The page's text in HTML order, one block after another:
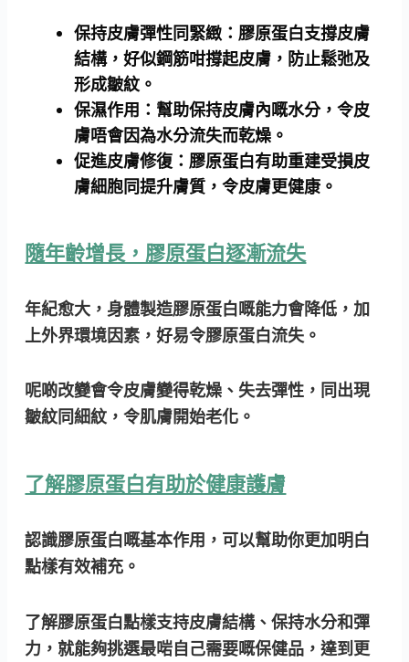
保持皮膚彈性同緊緻： 膠原蛋白支撐皮膚
結構，好似鋼筋咁撐起皮膚，防止鬆弛及
形成皺紋。
保濕作用： 幫助保持皮膚內嘅水分，令皮
膚唔會因為水分流失而乾燥。
促進皮膚修復： 膠原蛋白有助重建受損皮
膚細胞同提升膚質，令皮膚更健康。
隨年齡增長，膠原蛋白逐漸流失
年紀愈大，身體製造膠原蛋白嘅能力會降低，加
上外界環境因素，好易令膠原蛋白流失。
呢啲改變會令皮膚變得乾燥、失去彈性，同出現
皺紋同細紋，令肌膚開始老化。
了解膠原蛋白有助於健康護膚
認識膠原蛋白嘅基本作用，可以幫助你更加明白
點樣有效補充。
了解膠原蛋白點樣支持皮膚結構、保持水分和彈
力，就能夠挑選最啱自己需要嘅保健品，達到更